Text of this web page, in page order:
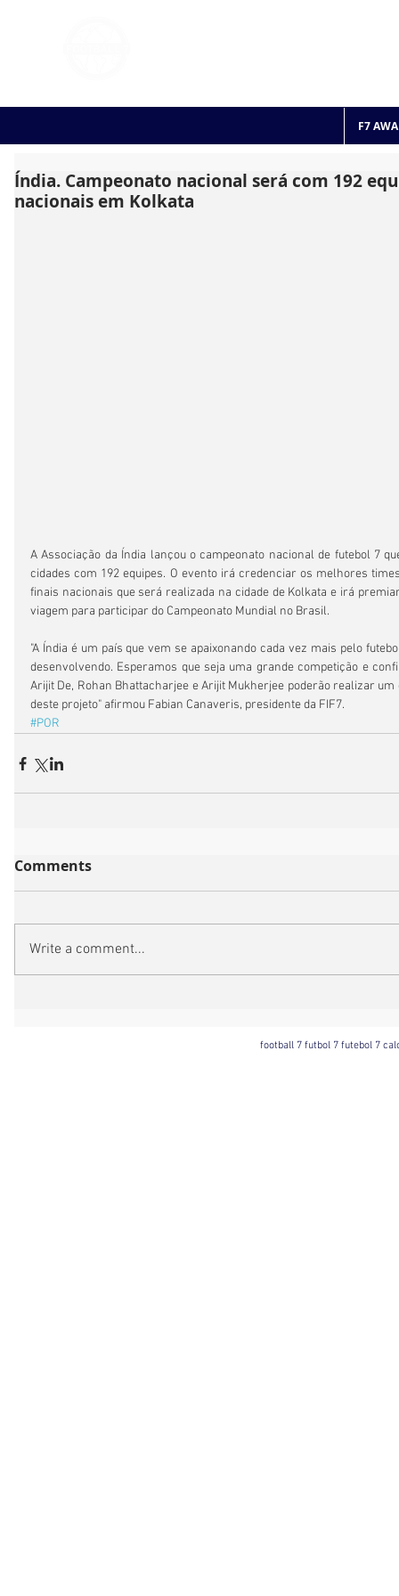
F7
Índia. Campeonato nacional será com 192
nacionais em Kolkata
A Associação da Índia lançou o campeonato nacional de futebol 7
cidades com 192 equipes. O evento irá credenciar os melhores
finais nacionais que será realizada na cidade de Kolkata e irá
viagem para participar do Campeonato Mundial no Brasil.
"A Índia é um país que vem se apaixonando cada vez mais pelo
desenvolvendo. Esperamos que seja uma grande competição e
Arijit De, Rohan Bhattacharjee e Arijit Mukherjee poderão realizar
deste projeto" afirmou Fabian Canaveris, presidente da FIF7.
#POR
Comments
Write a comment...
football 7 futbol 7 futebol 7